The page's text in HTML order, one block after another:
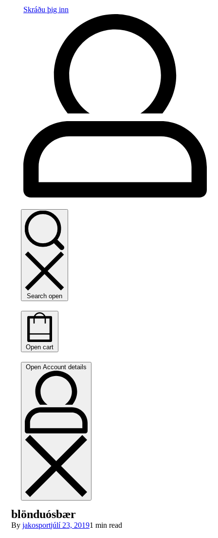
Skráðu þig inn
Search open
Open cart
Open Account details
blönduósbær
By jakosportjúlí 23, 20191 min read